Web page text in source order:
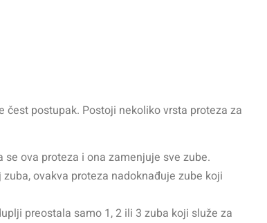
postupak. Postoji nekoliko vrsta proteza za
ova proteza i ona zamenjuje sve zube.
ovakva proteza nadoknađuje zube koji
preostala samo 1, 2 ili 3 zuba koji služe za